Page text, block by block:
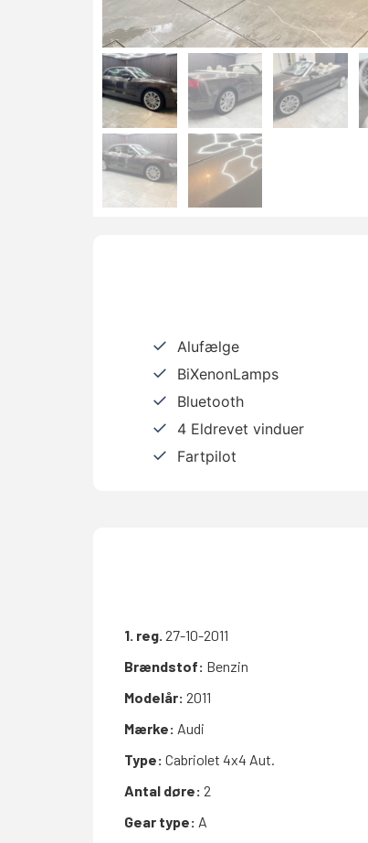
Alufælge
BiXenonLamps
Bluetooth
4 Eldrevet vinduer
Fartpilot
1. reg. 27-10-2011
Brændstof: Benzin
Modelår: 2011
Mærke: Audi
Type: Cabriolet 4x4 Aut.
Antal døre: 2
Gear type: A